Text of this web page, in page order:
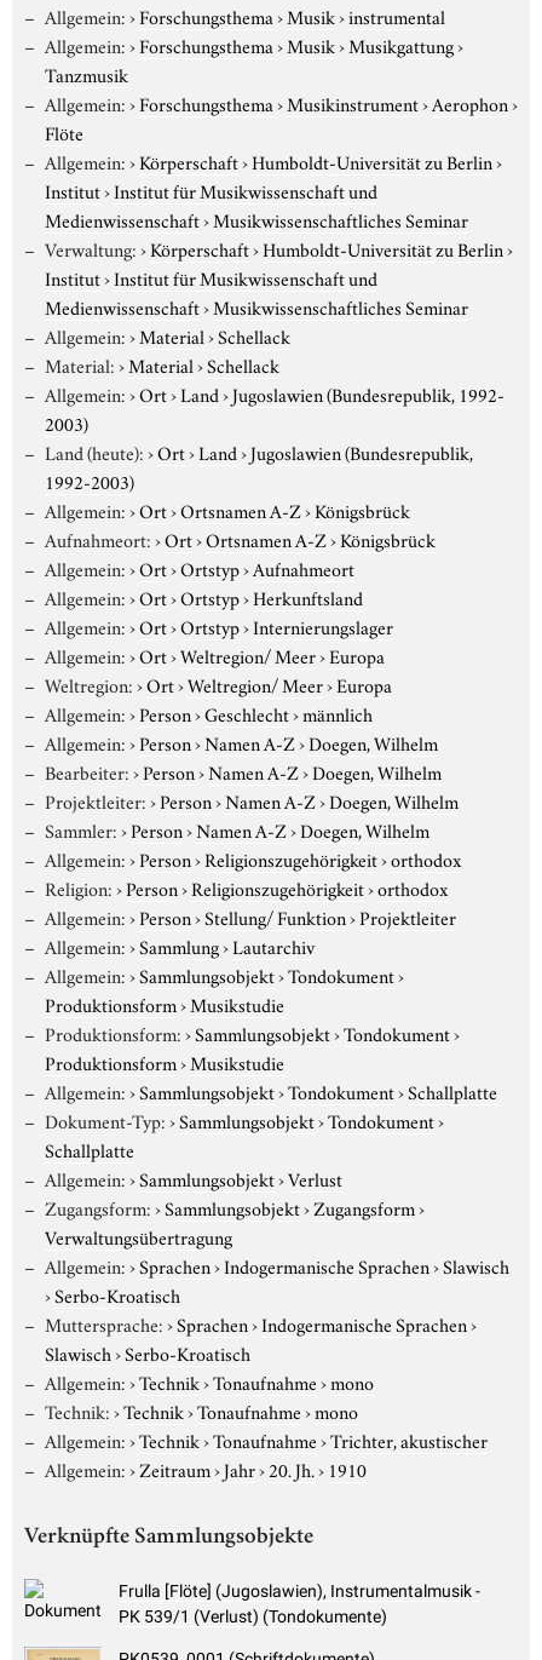
Allgemein:›Forschungsthema›Musik›instrumental
Allgemein:›Forschungsthema›Musik›Musikgattung›
Tanzmusik
Allgemein:›Forschungsthema›Musikinstrument›Aerophon›
Flöte
Allgemein:›Körperschaft›Humboldt-Universität zu Berlin›
Institut›Institut für Musikwissenschaft und
Medienwissenschaft›Musikwissenschaftliches Seminar
Verwaltung:›Körperschaft›Humboldt-Universität zu Berlin›
Institut›Institut für Musikwissenschaft und
Medienwissenschaft›Musikwissenschaftliches Seminar
Allgemein:›Material›Schellack
Material:›Material›Schellack
Allgemein:›Ort›Land›Jugoslawien (Bundesrepublik, 1992-
2003)
Land (heute):›Ort›Land›Jugoslawien (Bundesrepublik,
1992-2003)
Allgemein:›Ort›Ortsnamen A-Z›Königsbrück
Aufnahmeort:›Ort›Ortsnamen A-Z›Königsbrück
Allgemein:›Ort›Ortstyp›Aufnahmeort
Allgemein:›Ort›Ortstyp›Herkunftsland
Allgemein:›Ort›Ortstyp›Internierungslager
Allgemein:›Ort›Weltregion/ Meer›Europa
Weltregion:›Ort›Weltregion/ Meer›Europa
Allgemein:›Person›Geschlecht›männlich
Allgemein:›Person›Namen A-Z›Doegen, Wilhelm
Bearbeiter:›Person›Namen A-Z›Doegen, Wilhelm
Projektleiter:›Person›Namen A-Z›Doegen, Wilhelm
Sammler:›Person›Namen A-Z›Doegen, Wilhelm
Allgemein:›Person›Religionszugehörigkeit›orthodox
Religion:›Person›Religionszugehörigkeit›orthodox
Allgemein:›Person›Stellung/ Funktion›Projektleiter
Allgemein:›Sammlung›Lautarchiv
Allgemein:›Sammlungsobjekt›Tondokument›
Produktionsform›Musikstudie
Produktionsform:›Sammlungsobjekt›Tondokument›
Produktionsform›Musikstudie
Allgemein:›Sammlungsobjekt›Tondokument›Schallplatte
Dokument-Typ:›Sammlungsobjekt›Tondokument›
Schallplatte
Allgemein:›Sammlungsobjekt›Verlust
Zugangsform:›Sammlungsobjekt›Zugangsform›
Verwaltungsübertragung
Allgemein:›Sprachen›Indogermanische Sprachen›Slawisch
›Serbo-Kroatisch
Muttersprache:›Sprachen›Indogermanische Sprachen›
Slawisch›Serbo-Kroatisch
Allgemein:›Technik›Tonaufnahme›mono
Technik:›Technik›Tonaufnahme›mono
Allgemein:›Technik›Tonaufnahme›Trichter, akustischer
Allgemein:›Zeitraum›Jahr›20. Jh.› 1910
Verknüpfte Sammlungsobjekte
Frulla [Flöte] (Jugoslawien), Instrumentalmusik -
PK 539/1 (Verlust) (Tondokumente)